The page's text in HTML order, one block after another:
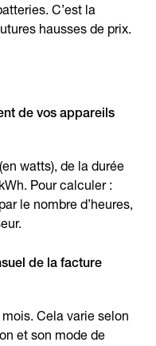
C’est la
hausses de prix.
de vos appareils
watts), de la durée
Pour calculer :
le nombre d’heures,
de la facture
Cela varie selon
et son mode de